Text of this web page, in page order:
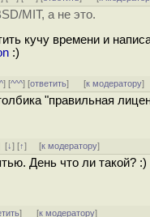
MIT, а не это.
кучу времени и
:)
] [^^^] [ответить] [к модератору]
"правильная
[↓] [↑] [к модератору]
День что ли такой? :)
] [к модератору]